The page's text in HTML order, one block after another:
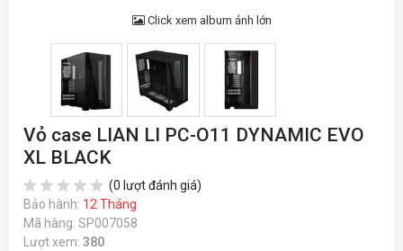
Click xem album ảnh lớn
Vỏ case LIAN LI PC-O11 DYNAMIC EVO
XL BLACK
(0 lượt đánh giá)
Bảo hành: 12 Tháng
Mã hàng: SP007058
Lượt xem: 380